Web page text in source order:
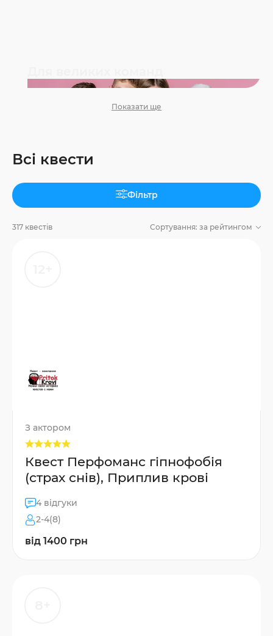
Показати ще
Всі квести
Фільтр
317 квестів Сортування: за рейтингом
З актором
Квест Перфоманс гіпнофобія
(страх снів), Приплив крові
4 відгуки
2-4(8)
від 1400 грн